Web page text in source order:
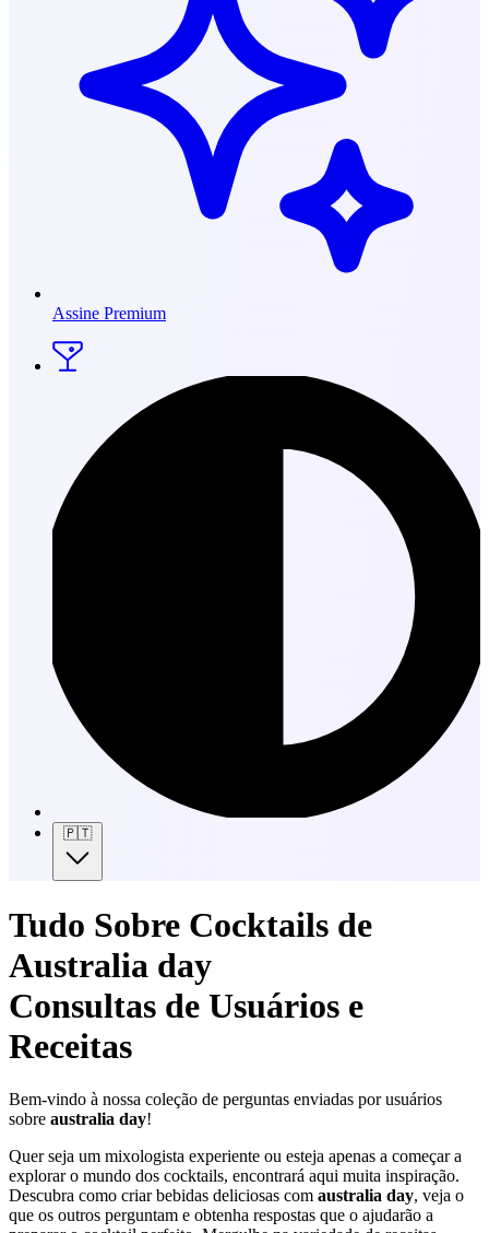
Assine Premium
🇵🇹
Tudo Sobre Cocktails de
Australia day
Consultas de Usuários e
Receitas
Bem-vindo à nossa coleção de perguntas enviadas por usuários
sobre australia day!
Quer seja um mixologista experiente ou esteja apenas a começar a
explorar o mundo dos cocktails, encontrará aqui muita inspiração.
Descubra como criar bebidas deliciosas com australia day, veja o
que os outros perguntam e obtenha respostas que o ajudarão a